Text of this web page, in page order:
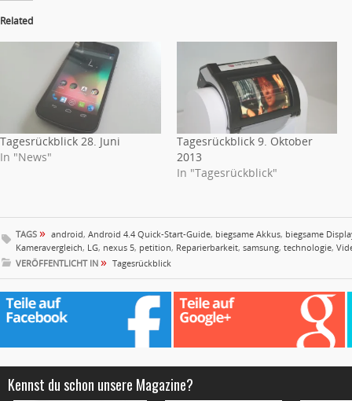
Related
Tagesrückblick 28. Juni
In "News"
Tagesrückblick 9. Oktober
2013
In "Tagesrückblick"
TAGS » android, Android 4.4 Quick-Start-Guide, biegsame Akkus, biegsame
Kameravergleich, LG, nexus 5, petition, Reparierbarkeit, samsung, technologie,
VERÖFFENTLICHT IN » Tagesrückblick
Kennst du schon unsere Magazine?